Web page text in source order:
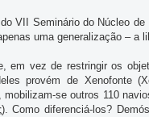
VII Seminário do Núcleo
uma generalização – a
em vez de restringir os
provém de Xenofonte
se outros 110
Como diferenciá-los?